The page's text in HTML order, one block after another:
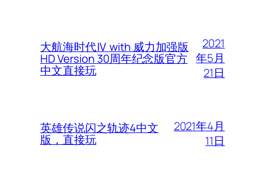
大航海时代Ⅳ with 威力加强版
HD Version 30周年纪念版官方
中文直接玩
2021
年5月
21日
英雄传说闪之轨迹4中文
版，直接玩
2021年4月
11日